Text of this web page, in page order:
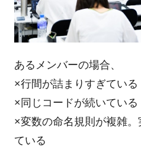
あるメンバーの場合、
×行間が詰まりすぎている
×同じコードが続いている
×変数の命名規則が複雑
ている